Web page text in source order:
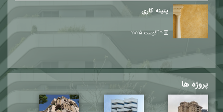
پتینه کاری
12 آگوست 2025
پروژه ها